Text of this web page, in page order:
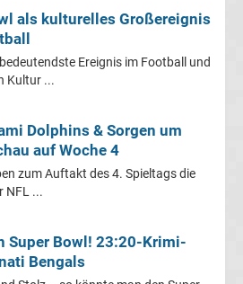
als kulturelles Großereignis
Ereignis im Football und
Kultur ...
Dolphins & Sorgen um
auf Woche 4
zum Auftakt des 4. Spieltags die
NFL ...
Super Bowl! 23:20-Krimi-
Bengals